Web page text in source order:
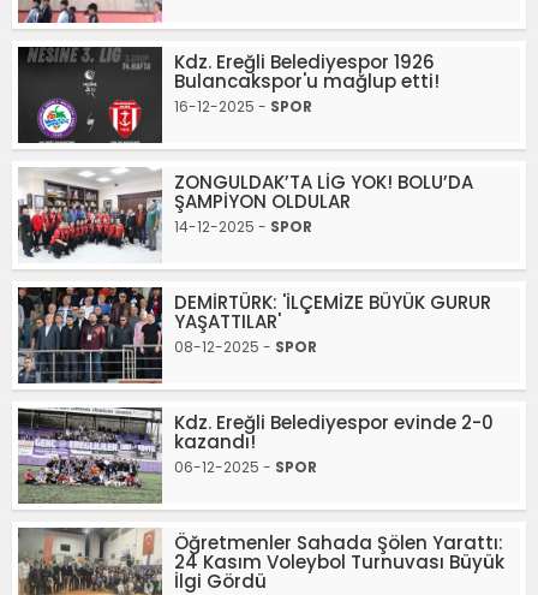
Kdz. Ereğli Belediyespor 1926
Bulancakspor'u mağlup etti!
16-12-2025 - SPOR
ZONGULDAK’TA LİG YOK! BOLU’DA
ŞAMPİYON OLDULAR
14-12-2025 - SPOR
DEMİRTÜRK: 'İLÇEMİZE BÜYÜK GURUR
YAŞATTILAR'
08-12-2025 - SPOR
Kdz. Ereğli Belediyespor evinde 2-0
kazandı!
06-12-2025 - SPOR
Öğretmenler Sahada Şölen Yarattı:
24 Kasım Voleybol Turnuvası Büyük
İlgi Gördü